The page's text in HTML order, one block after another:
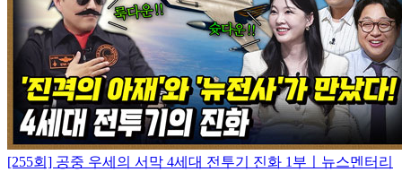
[255회] 공중 우세의 서막 4세대 전투기 진화 1부ㅣ뉴스멘터리